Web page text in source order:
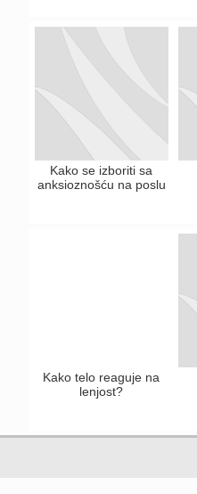
Kako se izboriti sa
anksioznošću na poslu
Kako telo reaguje na
lenjost?